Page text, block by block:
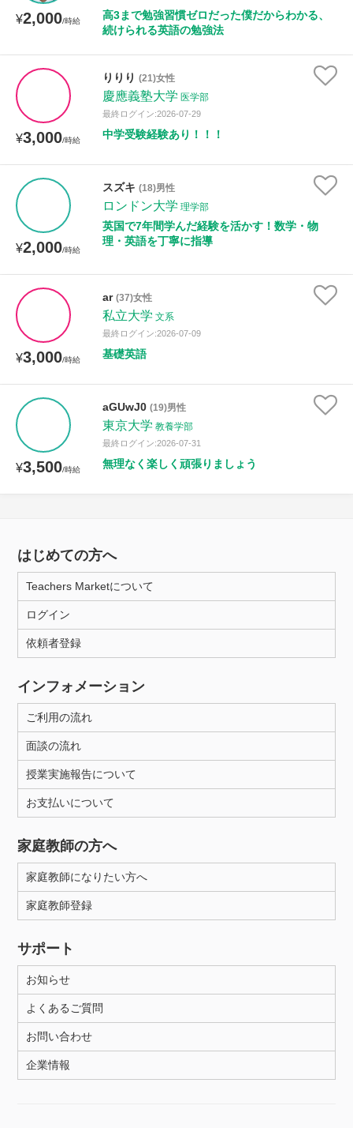
¥2,000/時給
高3まで勉強習慣ゼロだった僕だからわかる、
続けられる英語の勉強法
¥3,000/時給
りりり (21)女性
慶應義塾大学 医学部
最終ログイン:2026-07-29
中学受験経験あり！！！
¥2,000/時給
スズキ (18)男性
ロンドン大学 理学部
英国で7年間学んだ経験を活かす！数学・物
理・英語を丁寧に指導
¥3,000/時給
ar (37)女性
私立大学 文系
最終ログイン:2026-07-09
基礎英語
¥3,500/時給
aGUwJ0 (19)男性
東京大学 教養学部
最終ログイン:2026-07-31
無理なく楽しく頑張りましょう
はじめての方へ
Teachers Marketについて
ログイン
依頼者登録
インフォメーション
ご利用の流れ
面談の流れ
授業実施報告について
お支払いについて
家庭教師の方へ
家庭教師になりたい方へ
家庭教師登録
サポート
お知らせ
よくあるご質問
お問い合わせ
企業情報